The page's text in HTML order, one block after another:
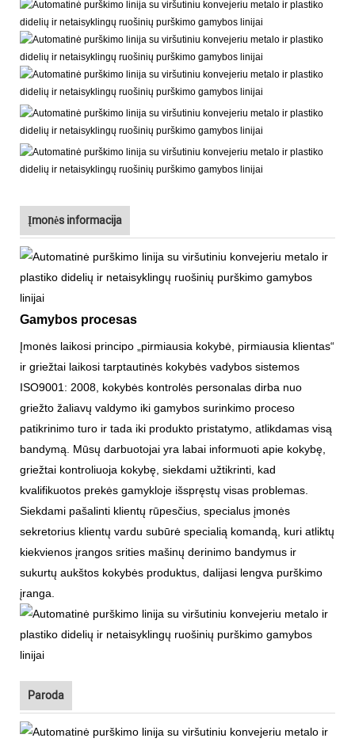
Įmonės informacija
Gamybos procesas
Įmonės laikosi principo „pirmiausia kokybė, pirmiausia klientas“
ir griežtai laikosi tarptautinės kokybės vadybos sistemos
ISO9001: 2008, kokybės kontrolės personalas dirba nuo
griežto žaliavų valdymo iki gamybos surinkimo proceso
patikrinimo turo ir tada iki produkto pristatymo, atlikdamas visą
bandymą. Mūsų darbuotojai yra labai informuoti apie kokybę,
griežtai kontroliuoja kokybę, siekdami užtikrinti, kad
kvalifikuotos prekės gamykloje išspręstų visas problemas.
Siekdami pašalinti klientų rūpesčius, specialus įmonės
sekretorius klientų vardu subūrė specialią komandą, kuri atliktų
kiekvienos įrangos srities mašinų derinimo bandymus ir
sukurtų aukštos kokybės produktus, dalijasi lengva purškimo
įranga.
Paroda